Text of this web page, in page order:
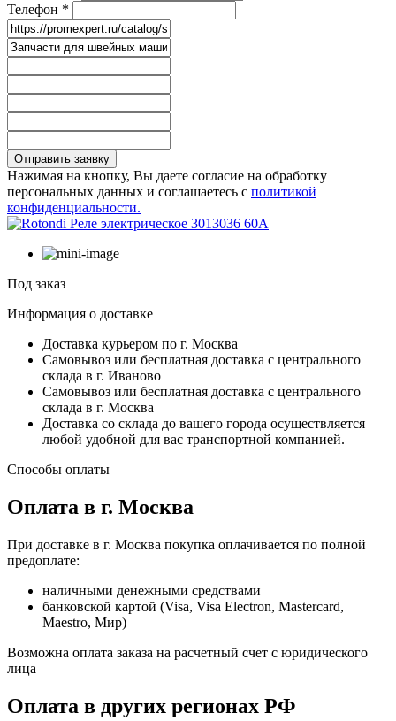
Телефон *
Отправить заявку
Нажимая на кнопку, Вы даете согласие на обработку
персональных данных и соглашаетесь с политикой
конфиденциальности.
Под заказ
Информация о доставке
Доставка курьером по г. Москва
Самовывоз или бесплатная доставка с центрального
склада в г. Иваново
Самовывоз или бесплатная доставка с центрального
склада в г. Москва
Доставка со склада до вашего города осуществляется
любой удобной для вас транспортной компанией.
Способы оплаты
Оплата в г. Москва
При доставке в г. Москва покупка оплачивается по полной
предоплате:
наличными денежными средствами
банковской картой (Visa, Visa Electron, Mastercard,
Maestro, Мир)
Возможна оплата заказа на расчетный счет с юридического
лица
Оплата в других регионах РФ